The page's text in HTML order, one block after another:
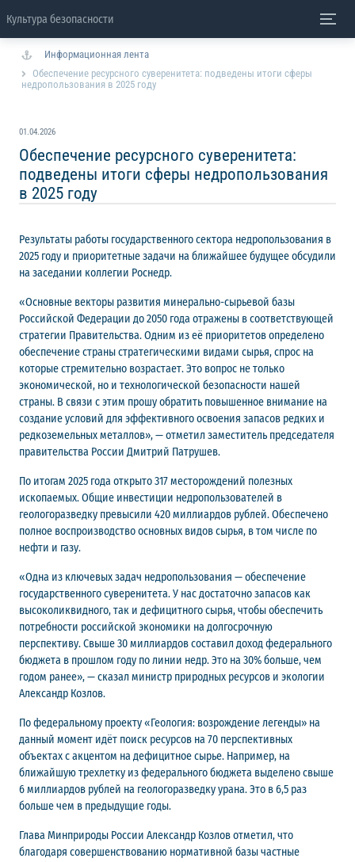
Культура безопасности
Информационная лента
Обеспечение ресурсного суверенитета: подведены итоги сферы
недропользования в 2025 году
01.04.2026
Обеспечение ресурсного суверенитета:
подведены итоги сферы недропользования
в 2025 году
Результаты работы государственного сектора недропользования в
2025 году и приоритетные задачи на ближайшее будущее обсудили
на заседании коллегии Роснедр.
«Основные векторы развития минерально-сырьевой базы
Российской Федерации до 2050 года отражены в соответствующей
стратегии Правительства. Одним из её приоритетов определено
обеспечение страны стратегическими видами сырья, спрос на
которые стремительно возрастает. Это вопрос не только
экономической, но и технологической безопасности нашей
страны. В связи с этим прошу обратить повышенное внимание на
создание условий для эффективного освоения запасов редких и
редкоземельных металлов», — отметил заместитель председателя
правительства России Дмитрий Патрушев.
По итогам 2025 года открыто 317 месторождений полезных
ископаемых. Общие инвестиции недропользователей в
геологоразведку превысили 420 миллиардов рублей. Обеспечено
полное воспроизводство основных видов сырья, в том числе по
нефти и газу.
«Одна из ключевых задач недропользования — обеспечение
государственного суверенитета. У нас достаточно запасов как
высоколиквидного, так и дефицитного сырья, чтобы обеспечить
потребности российской экономики на долгосрочную
перспективу. Свыше 30 миллиардов составил доход федерального
бюджета в прошлом году по линии недр. Это на 30% больше, чем
годом ранее», — сказал министр природных ресурсов и экологии
Александр Козлов.
По федеральному проекту «Геология: возрождение легенды» на
данный момент идёт поиск ресурсов на 70 перспективных
объектах с акцентом на дефицитное сырье. Например, на
ближайшую трехлетку из федерального бюджета выделено свыше
6 миллиардов рублей на геологоразведку урана. Это в 6,5 раз
больше чем в предыдущие годы.
Глава Минприроды России Александр Козлов отметил, что
благодаря совершенствованию нормативной базы частные